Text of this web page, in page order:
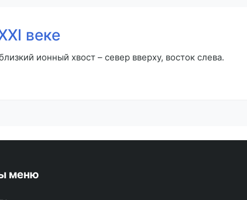
веке
ионный хвост – север вверху, восток слева.
меню